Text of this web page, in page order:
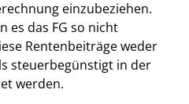
einzubeziehen.
es das FG so nicht
Rentenbeiträge weder
steuerbegünstigt in der
werden.